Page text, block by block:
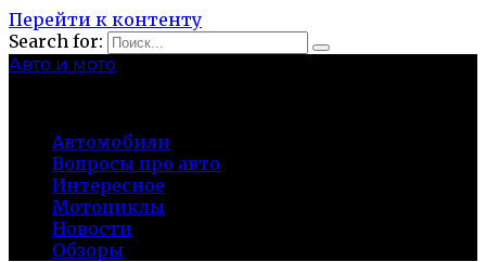
Перейти к контенту
Search for:
Авто и мото
Автомобили
Вопросы про авто
Интересное
Мотоциклы
Новости
Обзоры